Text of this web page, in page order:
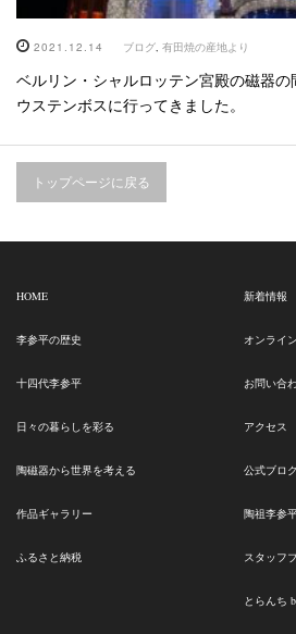
2021.12.14 ブログ 有田焼の産地より
ベルリン・シャルロッテン宮殿の磁器
ウステンボスに行ってきました。
トップページに戻る
HOME
李参平の歴史
十四代李参平
日々の暮らしを彩る
陶磁器から世界を考える
作品ギャラリー
ふるさと納税
新着情報
オンライ
お問い合
アクセス
公式ブロ
陶祖李参
スタッフ
とらんち